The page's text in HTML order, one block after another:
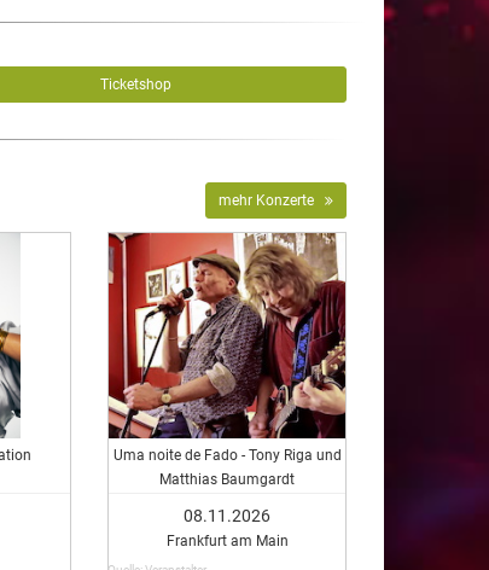
Ticketshop
mehr Konzerte
Uma noite de Fado - Tony Riga und
Matthias Baumgardt
08.11.2026
Frankfurt am Main